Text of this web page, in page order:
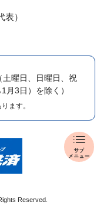
報
道
）
（土曜日、日曜日、祝
月3日）を除く）
ます。
Reserved.